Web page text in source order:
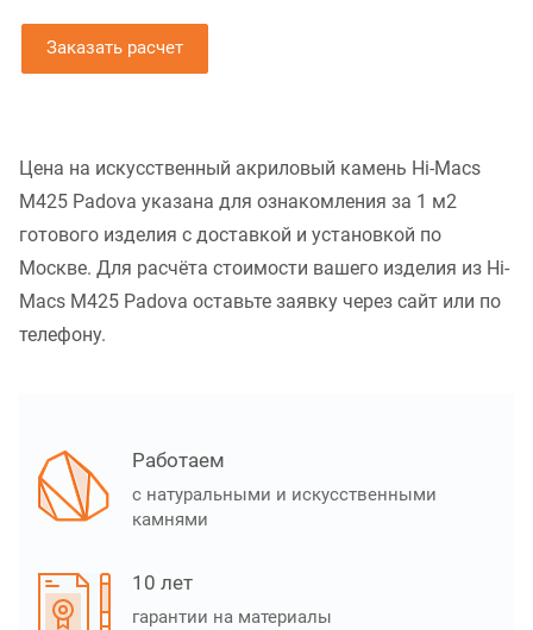
Заказать расчет
Цена на искусственный акриловый камень Hi-Macs
M425 Padova указана для ознакомления за 1 м2
готового изделия с доставкой и установкой по
Москве. Для расчёта стоимости вашего изделия из Hi-
Macs M425 Padova оставьте заявку через сайт или по
телефону.
Работаем
с натуральными и искусственными
камнями
10 лет
гарантии на материалы